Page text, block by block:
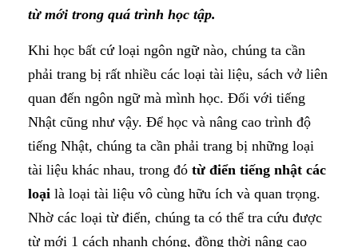
từ mới trong quá trình học tập.
Khi học bất cứ loại ngôn ngữ nào, chúng ta cần
phải trang bị rất nhiều các loại tài liệu, sách vở liên
quan đến ngôn ngữ mà mình học. Đối với tiếng
Nhật cũng như vậy. Để học và nâng cao trình độ
tiếng Nhật, chúng ta cần phải trang bị những loại
tài liệu khác nhau, trong đó từ điển tiếng nhật các
loại là loại tài liệu vô cùng hữu ích và quan trọng.
Nhờ các loại từ điển, chúng ta có thể tra cứu được
từ mới 1 cách nhanh chóng, đồng thời nâng cao